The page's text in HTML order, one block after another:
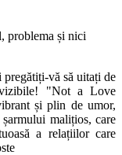
problema și nici
vă să uitați de
"Not a Love
și plin de umor,
malițios, care
a relațiilor care